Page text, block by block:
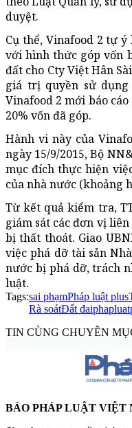
duyệt.
Cụ thể, Vinafood 2 tự
với hình thức góp vốn
đất cho Cty Việt Hân
giá trị quyền sử dụng
Vinafood 2 mới báo
20% vốn đã góp.
Hành vi này của
ngày 15/9/2015, Bộ
mục đích thực hiện
của nhà nước (khoảng
Từ kết quả kiểm tra,
giám sát các đơn vị
bị thất thoát. Giao
việc phá dỡ tài sản
nước bị phá dỡ, trách
luật.
Tags:sai phạmPháp luật plus
Rà soátĐất đai
TIN CÙNG CHUYÊN
BÁO PHÁP LUẬT VIỆT